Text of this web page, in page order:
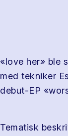
«love her» ble
med tekniker
debut-EP
Tematisk